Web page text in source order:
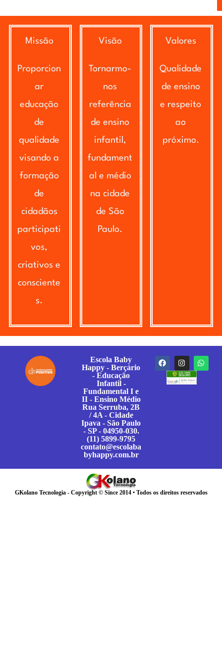
Missão
Proporcion
ar
educação
de
qualidade
visando a
formação
de
cidadãos
participati
vos,
criativos e
consciente
s.
Visão
Tornarmo-
nos
referência
de ensino
infantil,
fundament
al e médio
na cidade
de São
Paulo.
Valores
Qualidade
de ensino
e respeito
ao
próximo.
Escola Baby
Happy - Berçário
- Educação
Infantil -
Fundamental I e
II - Ensino Médio
Rua Serruba, 2B
/ 4A - Cidade
Ipava - São Paulo
- SP - 04950-030.
(11) 5899-9795
contato@escolaba
byhappy.com.br
GKolano Tecnologia - Copyright © Since 2014 • Todos os direitos reservados